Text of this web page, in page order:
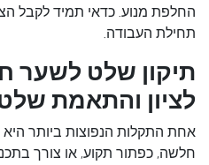
החלפת מנוע. כדאי תמיד לקבל
תחילת העבודה.
תיקון שלט לשער
לציון והתאמת
אחת התקלות הנפוצות ביותר
חלשה, כפתור תקוע, או צורך